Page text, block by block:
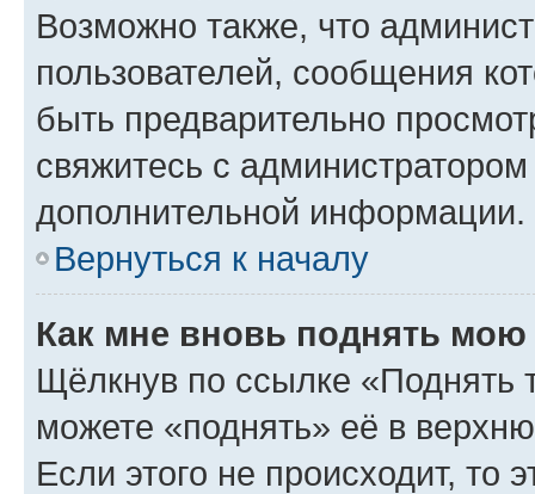
Возможно также, что
пользователей, сообщения
быть предварительно
свяжитесь с
дополнительной информации.
Вернуться к началу
Как мне вновь поднять мою
Щёлкнув по ссылке «Поднять
можете «поднять» её в
Если этого не происходит, то